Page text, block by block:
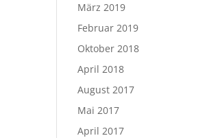
März 2019
Februar 2019
Oktober 2018
April 2018
August 2017
Mai 2017
April 2017